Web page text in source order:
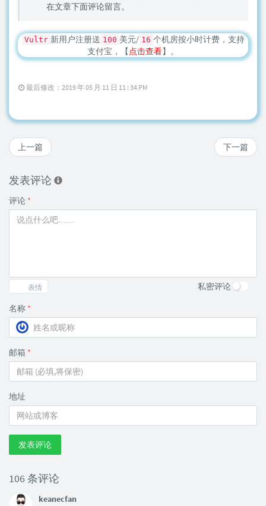
在文章下面评论留言。
Vultr 新用户注册送 100 美元/ 16 个机房按小时计费，支持
支付宝，【点击查看】。
最后修改：2019 年 05 月 11 日 11 : 34 PM
下一篇
上一篇
发表评论
评论 *
表情 私密评论
名称 *
邮箱 *
地址
发表评论
106 条评论
keanecfan